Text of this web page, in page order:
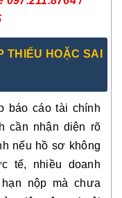
THIẾU HOẶC SAI
báo cáo tài chính
cần nhận diện rõ
nếu hồ sơ không
tế, nhiều doanh
nộp mà chưa